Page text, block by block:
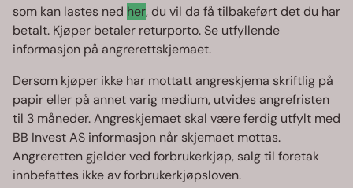
som kan lastes ned her, du vil da få tilbakeført det du har
betalt. Kjøper betaler returporto. Se utfyllende
informasjon på angrerettskjemaet.
Dersom kjøper ikke har mottatt angreskjema skriftlig på
papir eller på annet varig medium, utvides angrefristen
til 3 måneder. Angreskjemaet skal være ferdig utfylt med
BB Invest AS informasjon når skjemaet mottas.
Angreretten gjelder ved forbrukerkjøp, salg til foretak
innbefattes ikke av forbrukerkjøpsloven.